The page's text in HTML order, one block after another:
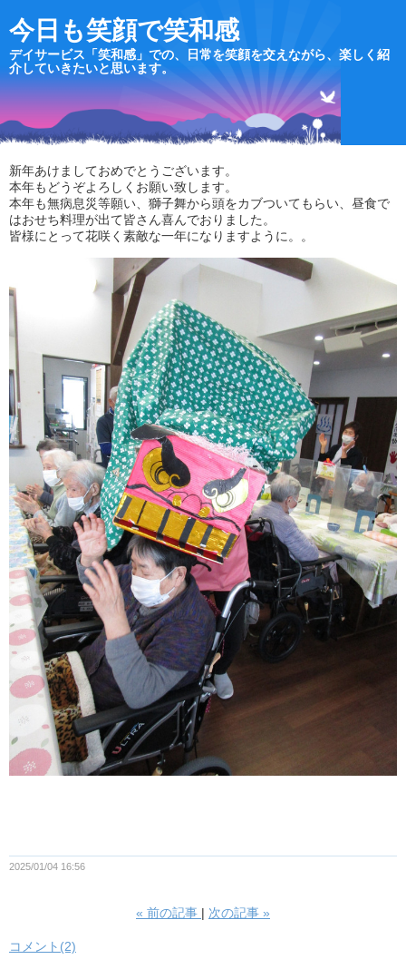
今日も笑顔で笑和感
デイサービス「笑和感」での、日常を笑顔を交えながら、楽しく紹
介していきたいと思います。
新年あけましておめでとうございます。
本年もどうぞよろしくお願い致します。
本年も無病息災等願い、獅子舞から頭をカブついてもらい、昼食で
はおせち料理が出て皆さん喜んでおりました。
皆様にとって花咲く素敵な一年になりますように。。
2025/01/04 16:56
« 前の記事 次の記事 »
コメント(2)